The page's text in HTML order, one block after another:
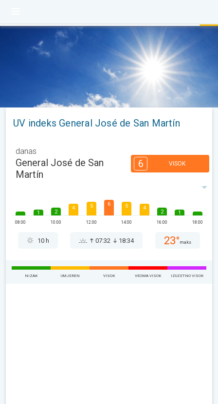
UV indeks General José de San Martín
danas
General José de San
Martín
6 VISOK
08:00
1 2
10:00
4 5
12:00
6 5
14:00
4
2
16:00
1
18:00
10 h 07:32 18:34 23° maks
NIZAK UMJEREN VISOK VEOMA VISOK IZUZETNO VISOK